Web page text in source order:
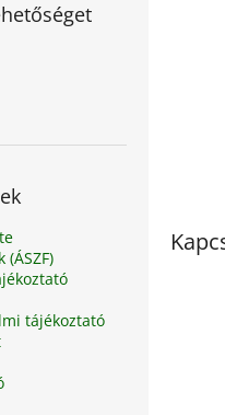
tájékoztató